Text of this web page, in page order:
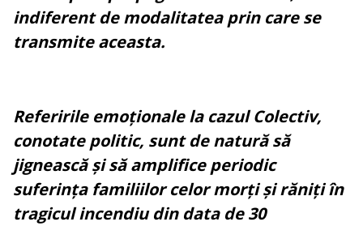
indiferent de modalitatea prin care se
transmite aceasta.
Referirile emoționale la cazul Colectiv,
conotate politic, sunt de natură să
jignească și să amplifice periodic
suferința familiilor celor morți și răniți în
tragicul incendiu din data de 30